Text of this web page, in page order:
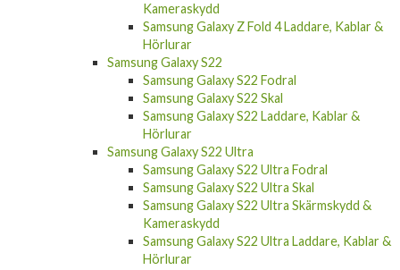
Kameraskydd
Samsung Galaxy Z Fold 4 Laddare, Kablar &
Hörlurar
Samsung Galaxy S22
Samsung Galaxy S22 Fodral
Samsung Galaxy S22 Skal
Samsung Galaxy S22 Laddare, Kablar &
Hörlurar
Samsung Galaxy S22 Ultra
Samsung Galaxy S22 Ultra Fodral
Samsung Galaxy S22 Ultra Skal
Samsung Galaxy S22 Ultra Skärmskydd &
Kameraskydd
Samsung Galaxy S22 Ultra Laddare, Kablar &
Hörlurar